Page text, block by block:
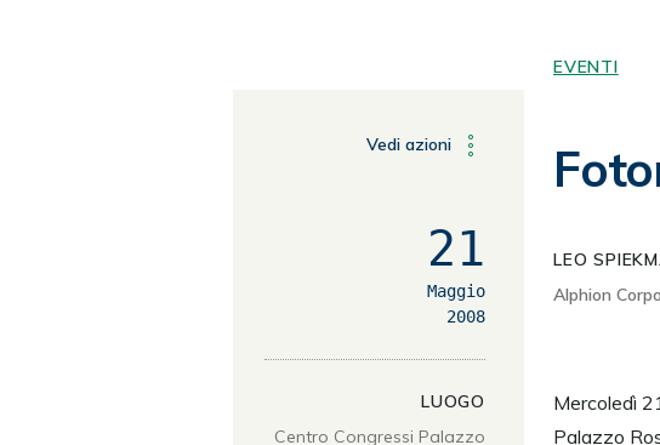
EVENTI
LEO
Alphion
Vedi azioni
21
Maggio
2008
LUOGO
Centro Congressi Palazzo
Mercoledì
Palazzo